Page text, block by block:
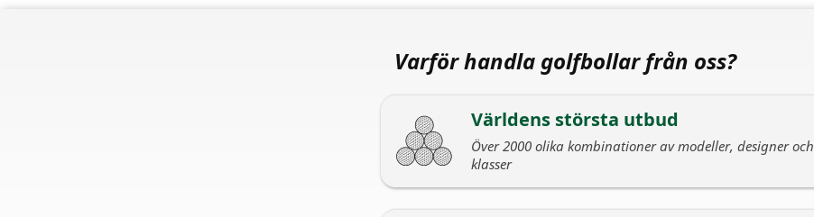
Varför handla golfbollar från oss?
Världens största utbud
Över 2000 olika kombinationer av modeller, designer och
klasser